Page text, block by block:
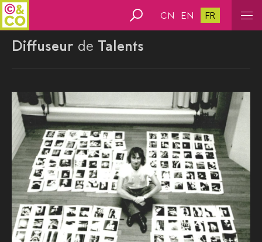
CN EN FR
Diffuseur de Talents